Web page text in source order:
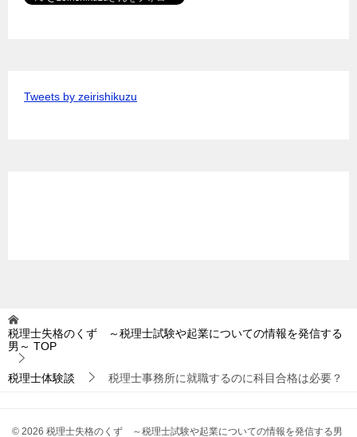
Tweets by zeirishikuzu
税理士失格のくず ～税理士試験や起業についての情報を発信する
男～ TOP
税理士体験談 税理士事務所に就職するのに科目合格は必要？
© 2026 税理士失格のくず ～税理士試験や起業についての情報を発信する男